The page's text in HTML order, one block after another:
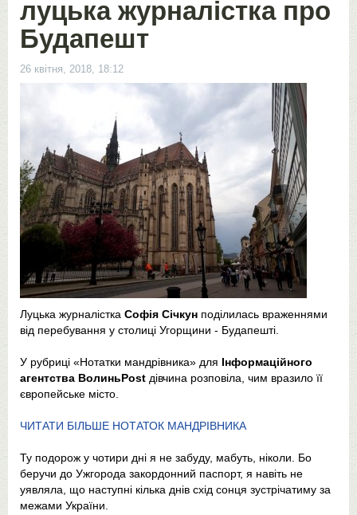
луцька журналістка про
Будапешт
26 квітня, 2018, 18:12
Луцька журналістка Софія Січкун поділилась враженнями
від перебування у столиці Угорщини - Будапешті.
У рубриці «Нотатки мандрівника» для Інформаційного
агентства ВолиньPost дівчина розповіла, чим вразило її
європейське місто.
ЧИТАТИ БІЛЬШЕ НОТАТОК МАНДРІВНИКА
Ту подорож у чотири дні я не забуду, мабуть, ніколи. Бо
беручи до Ужгорода закордонний паспорт, я навіть не
уявляла, що наступні кілька днів схід сонця зустрічатиму за
межами України.